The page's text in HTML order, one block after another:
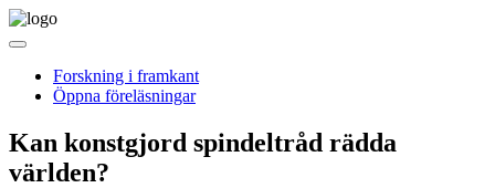
Forskning i framkant
Öppna föreläsningar
Kan konstgjord spindeltråd rädda
världen?